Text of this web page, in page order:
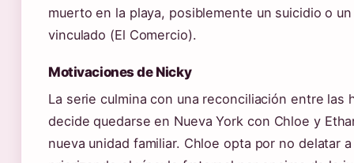
muerto en la playa, posiblemente un suicidio o
vinculado (El Comercio).
Motivaciones de Nicky
La serie culmina con una reconciliación entre las
decide quedarse en Nueva York con Chloe y
nueva unidad familiar. Chloe opta por no delatar